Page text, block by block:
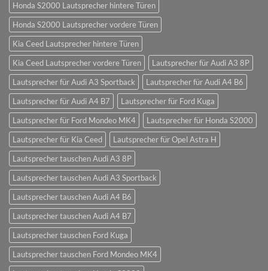
Honda S2000 Lautsprecher hintere Türen
Honda S2000 Lautsprecher vordere Türen
Kia Ceed Lautsprecher hintere Türen
Kia Ceed Lautsprecher vordere Türen
Lautsprecher für Audi A3 8P
Lautsprecher für Audi A3 Sportback
Lautsprecher für Audi A4 B6
Lautsprecher für Audi A4 B7
Lautsprecher für Ford Kuga
Lautsprecher für Ford Mondeo MK4
Lautsprecher für Honda S2000
Lautsprecher für Kia Ceed
Lautsprecher für Opel Astra H
Lautsprecher tauschen Audi A3 8P
Lautsprecher tauschen Audi A3 Sportback
Lautsprecher tauschen Audi A4 B6
Lautsprecher tauschen Audi A4 B7
Lautsprecher tauschen Ford Kuga
Lautsprecher tauschen Ford Mondeo MK4